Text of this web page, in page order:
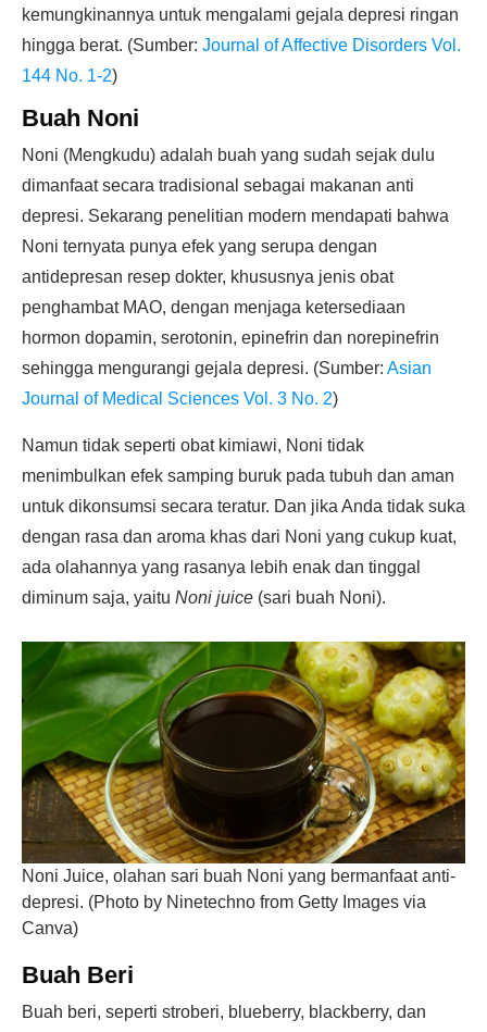
kemungkinannya untuk mengalami gejala depresi ringan
hingga berat. (Sumber: Journal of Affective Disorders Vol.
144 No. 1-2)
Buah Noni
Noni (Mengkudu) adalah buah yang sudah sejak dulu
dimanfaat secara tradisional sebagai makanan anti
depresi. Sekarang penelitian modern mendapati bahwa
Noni ternyata punya efek yang serupa dengan
antidepresan resep dokter, khususnya jenis obat
penghambat MAO, dengan menjaga ketersediaan
hormon dopamin, serotonin, epinefrin dan norepinefrin
sehingga mengurangi gejala depresi. (Sumber: Asian
Journal of Medical Sciences Vol. 3 No. 2)
Namun tidak seperti obat kimiawi, Noni tidak
menimbulkan efek samping buruk pada tubuh dan aman
untuk dikonsumsi secara teratur. Dan jika Anda tidak suka
dengan rasa dan aroma khas dari Noni yang cukup kuat,
ada olahannya yang rasanya lebih enak dan tinggal
diminum saja, yaitu Noni juice (sari buah Noni).
Noni Juice, olahan sari buah Noni yang bermanfaat anti-
depresi. (Photo by Ninetechno from Getty Images via
Canva)
Buah Beri
Buah beri, seperti stroberi, blueberry, blackberry, dan